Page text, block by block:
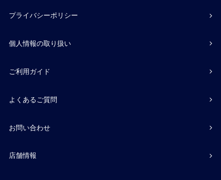
プライバシーポリシー
個人情報の取り扱い
ご利用ガイド
よくあるご質問
お問い合わせ
店舗情報